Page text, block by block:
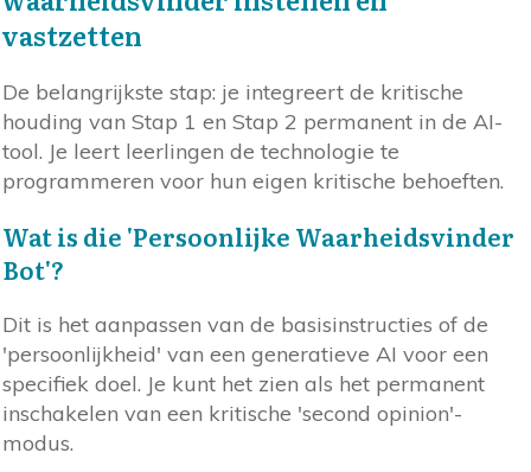
vastzetten
De belangrijkste stap: je integreert de kritische
houding van Stap 1 en Stap 2 permanent in de AI-
tool. Je leert leerlingen de technologie te
programmeren voor hun eigen kritische behoeften.
Wat is die 'Persoonlijke Waarheidsvinder
Bot'?
Dit is het aanpassen van de basisinstructies of de
'persoonlijkheid' van een generatieve AI voor een
specifiek doel. Je kunt het zien als het permanent
inschakelen van een kritische 'second opinion'-
modus.